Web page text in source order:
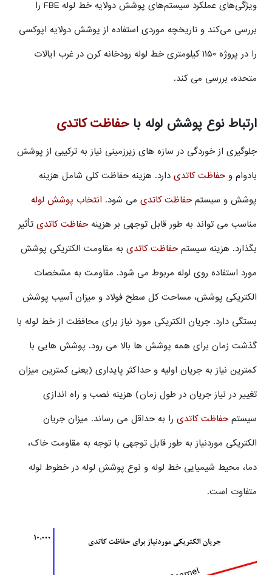
ویژگی‌های عملکرد سیستم‌های پوشش دولایه خط لوله FBE را
بررسی می‌کند و تاریخچه موردی استفاده از پوشش دولایه اپوکسی
را در پروژه ۱۱۵۰ کیلومتری خط لوله رودخانه کرن در غرب ایالات
متحده، بررسی می کند.
ارتباط نوع پوشش لوله باحفاظت کاتدی
جلوگیری از خوردگی در سازه های زیرزمینی نیاز به ترکیبی از پوشش
بادوام و حفاظت کاتدی دارد. هزینه حفاظت کلی شامل هزینه
پوشش و سیستم حفاظت کاتدی می شود. انتخاب پوشش لوله
مناسب می تواند به طور قابل توجهی بر هزینه حفاظت کاتدی تأثیر
بگذارد. هزینه سیستم حفاظت کاتدی به مقاومت الکتریکی پوشش
مورد استفاده روی لوله مربوط می شود. مقاومت به مشخصات
الکتریکی پوشش، مساحت کل سطح فولاد و میزان آسیب پوشش
بستگی دارد. جریان الکتریکی مورد نیاز برای محافظت از خط لوله با
گذشت زمان برای همه پوشش ها بالا می رود. پوشش هایی با
کمترین نیاز به جریان اولیه و حداکثر پایداری (یعنی کمترین میزان
تغییر در نیاز جریان در طول زمان) هزینه نصب و راه اندازی
سیستم حفاظت کاتدی را به حداقل می رساند. میزان جریان
الکتریکی موردنیاز به طور قابل توجهی با توجه به مقاومت خاک،
دما، محیط شیمیایی خط لوله و نوع پوشش لوله در خطوط لوله
متفاوت است.